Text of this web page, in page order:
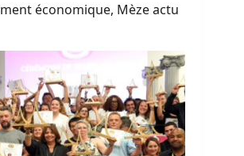
économique, Mèze actu